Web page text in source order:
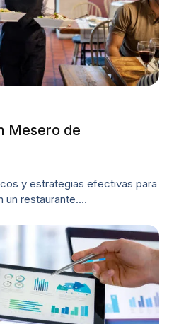
Mesero de
y estrategias efectivas para
un restaurante.…